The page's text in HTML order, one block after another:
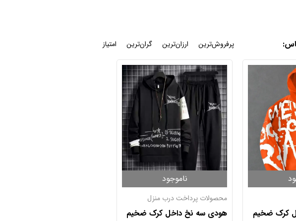
: پرفروش‌ترین ارزان‌ترین گران‌ترین امتیاز
کرک ضخیم
ناموجود
محصولات پرداخت درب منزل
هودی سه نخ داخل کرک ضخیم